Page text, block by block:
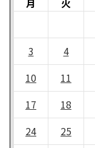
3
4
10
11
17
18
24
25